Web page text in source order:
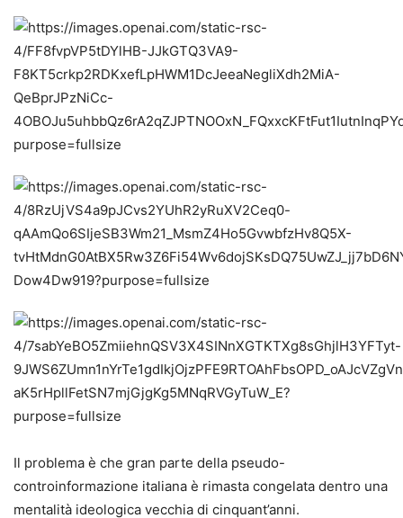
Il problema è che gran parte della pseudo-
controinformazione italiana è rimasta congelata dentro una
mentalità ideologica vecchia di cinquant’anni.